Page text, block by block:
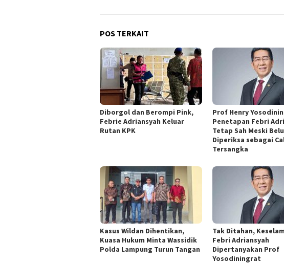
POS TERKAIT
Diborgol dan Berompi Pink,
Febrie Adriansyah Keluar
Rutan KPK
Prof Henry
Penetapan Febri
Tetap Sah Meski
Diperiksa sebagai
Tersangka
Kasus Wildan Dihentikan,
Kuasa Hukum Minta Wassidik
Polda Lampung Turun Tangan
Tak Ditahan,
Febri Adriansyah
Dipertanyakan Prof
Yosodiningrat